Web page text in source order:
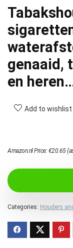
genaaid,
en
Add to wishlist
Amazon.nl Price:€20.65
Categories: Houders